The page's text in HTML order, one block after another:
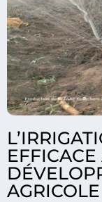
AGRICOLE